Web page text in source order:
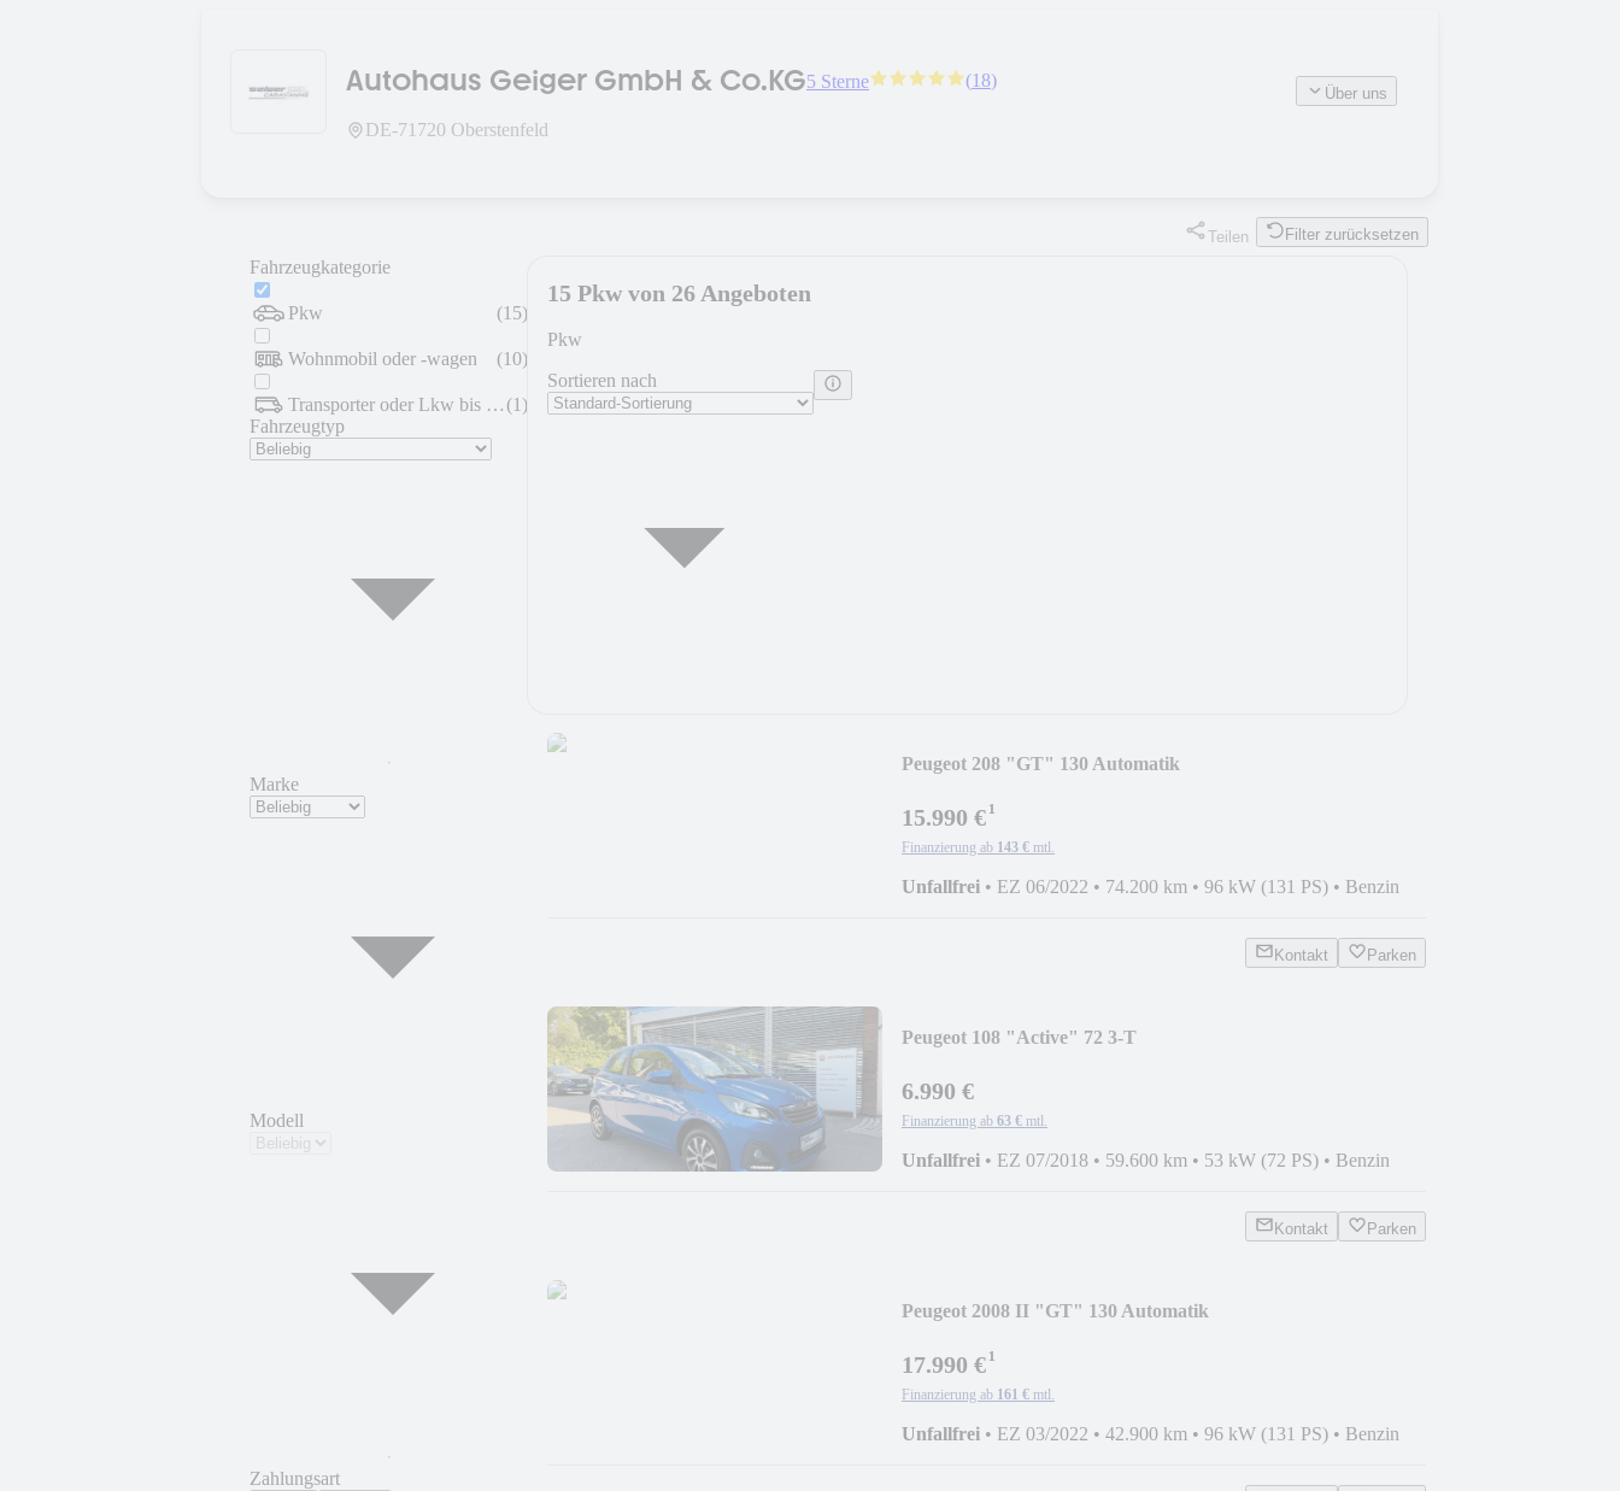
Autohaus Geiger GmbH & Co.KG5 Sterne (18)
DE-71720 Oberstenfeld
Über uns
Teilen Filter zurücksetzen
Fahrzeugkategorie
Pkw (15)
Wohnmobil oder -wagen (10)
Transporter oder Lkw bis 7,5 t (1)
Fahrzeugtyp
Marke
Modell
Zahlungsart
15 Pkw von 26 Angeboten
Pkw
Sortieren nach
Peugeot 208 "GT" 130 Automatik
15.990 €¹
Finanzierung ab 143 € mtl.
Unfallfrei • EZ 06/2022 • 74.200 km • 96 kW (131 PS) • Benzin
Kontakt Parken
Peugeot 108 "Active" 72 3-T
6.990 €
Finanzierung ab 63 € mtl.
Unfallfrei • EZ 07/2018 • 59.600 km • 53 kW (72 PS) • Benzin
Kontakt Parken
Peugeot 2008 II "GT" 130 Automatik
17.990 €¹
Finanzierung ab 161 € mtl.
Unfallfrei • EZ 03/2022 • 42.900 km • 96 kW (131 PS) • Benzin